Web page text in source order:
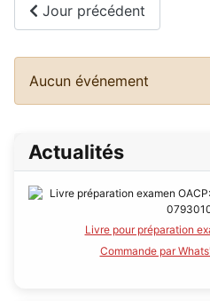
Jour précédent
Aucun événement
Actualités
Livre pour préparation
Commande par